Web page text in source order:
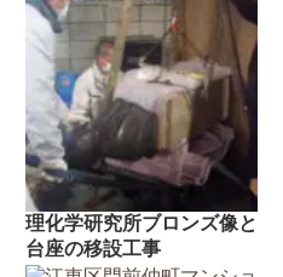
理化学研究所ブロンズ像と
台座の移設工事